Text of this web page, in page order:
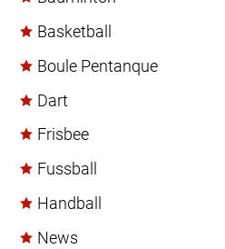
Basketball
Boule Pentanque
Dart
Frisbee
Fussball
Handball
News